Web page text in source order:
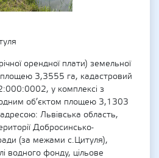
орендної плати) земельної
3,3555 га, кадастровий
у комплексі з
об’єктом площею 3,1303
Львівська область,
Добросинсько-
ради (за межами с.Цитуля),
водного фонду, цільове